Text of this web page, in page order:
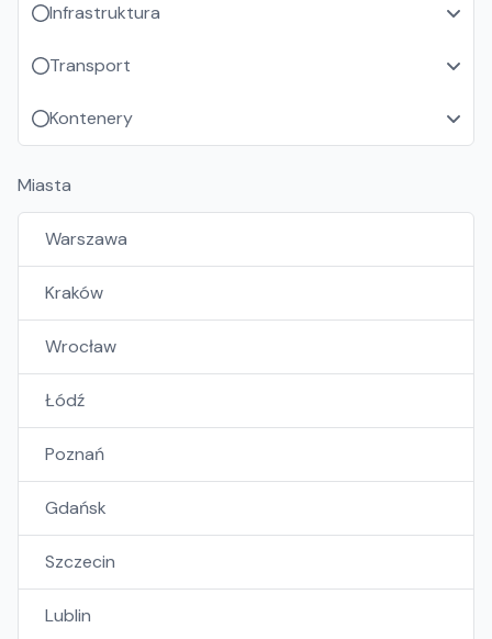
Infrastruktura
Transport
Kontenery
Miasta
Warszawa
Kraków
Wrocław
Łódź
Poznań
Gdańsk
Szczecin
Lublin